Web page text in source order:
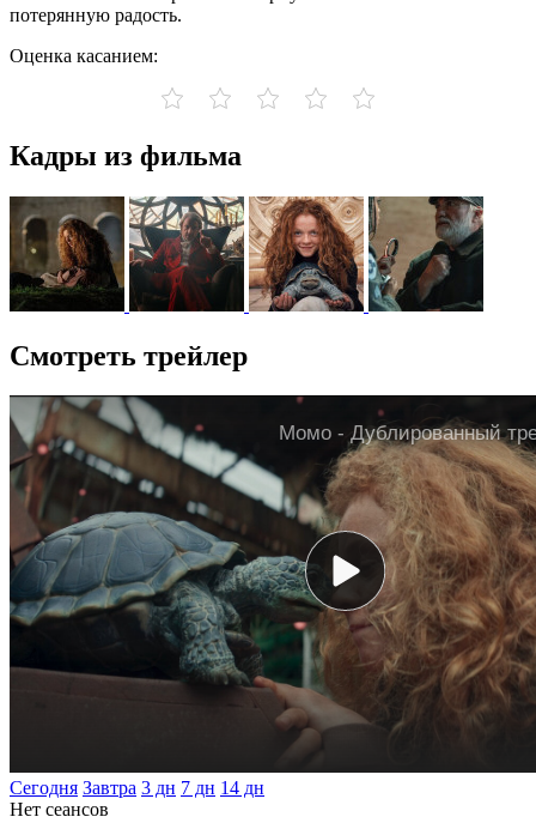
потерянную радость.
Оценка касанием:
Кадры из фильма
Смотреть трейлер
Сегодня Завтра 3 дн 7 дн 14 дн
Нет сеансов